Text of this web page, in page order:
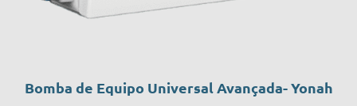
Bomba de Equipo Universal Avançada- Yonah